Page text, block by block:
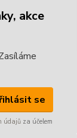
akce
se
údajů za účelem